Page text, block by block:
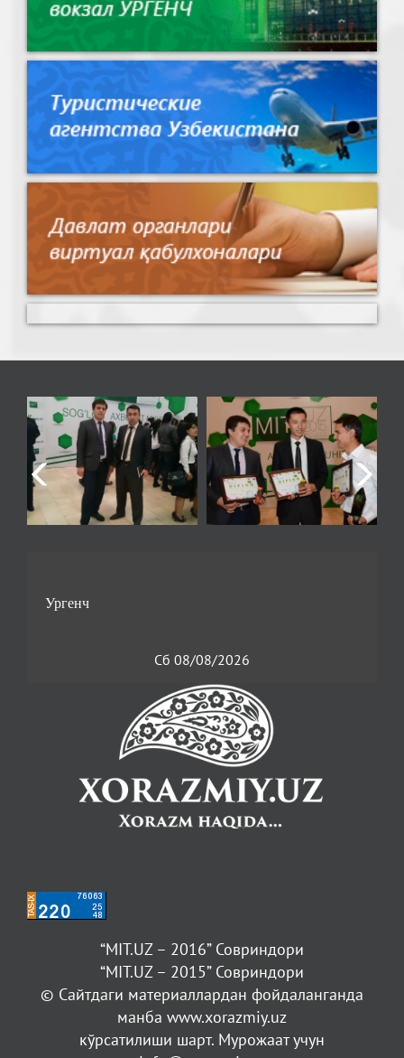
Сб 08/08/2026
“MIT.UZ – 2016” Совриндори
“MIT.UZ – 2015” Совриндори
© Сайтдаги материаллардан фойдаланганда
манба www.xorazmiy.uz
кўрсатилиши шарт. Мурожаат учун